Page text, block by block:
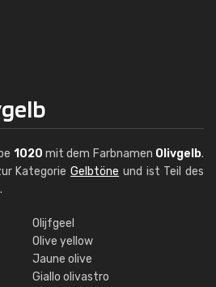
1020 mit dem Farbnamen Olivgelb.
KategorieGelbtöne und ist Teil des
Olijfgeel
Olive yellow
Jaune olive
Giallo olivastro